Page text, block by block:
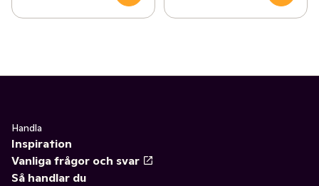
Handla
Inspiration
Vanliga frågor och svar
Så handlar du